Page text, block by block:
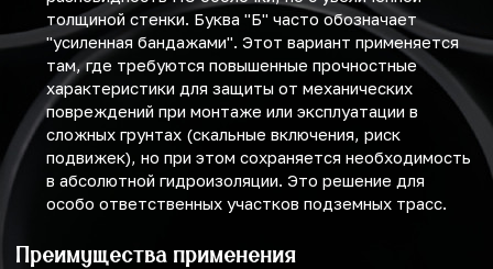
толщиной стенки. Буква "Б" часто обозначает
"усиленная бандажами". Этот вариант применяется
там, где требуются повышенные прочностные
характеристики для защиты от механических
повреждений при монтаже или эксплуатации в
сложных грунтах (скальные включения, риск
подвижек), но при этом сохраняется необходимость
в абсолютной гидроизоляции. Это решение для
особо ответственных участков подземных трасс.
Преимущества применения